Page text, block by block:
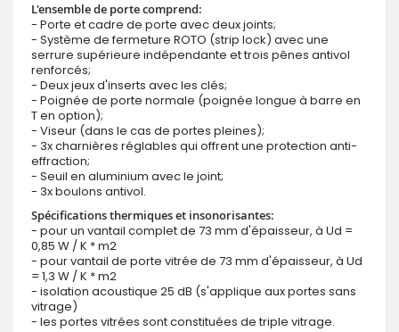
L'ensemble de porte comprend:
- Porte et cadre de porte avec deux joints;
- Système de fermeture ROTO (strip lock) avec une
serrure supérieure indépendante et trois pênes antivol
renforcés;
- Deux jeux d'inserts avec les clés;
- Poignée de porte normale (poignée longue à barre en
T en option);
- Viseur (dans le cas de portes pleines);
- 3x charnières réglables qui offrent une protection anti-
effraction;
- Seuil en aluminium avec le joint;
- 3x boulons antivol.
Spécifications thermiques et insonorisantes:
- pour un vantail complet de 73 mm d'épaisseur, à Ud =
0,85 W / K * m2
- pour vantail de porte vitrée de 73 mm d'épaisseur, à Ud
= 1,3 W / K * m2
- isolation acoustique 25 dB (s'applique aux portes sans
vitrage)
- les portes vitrées sont constituées de triple vitrage.